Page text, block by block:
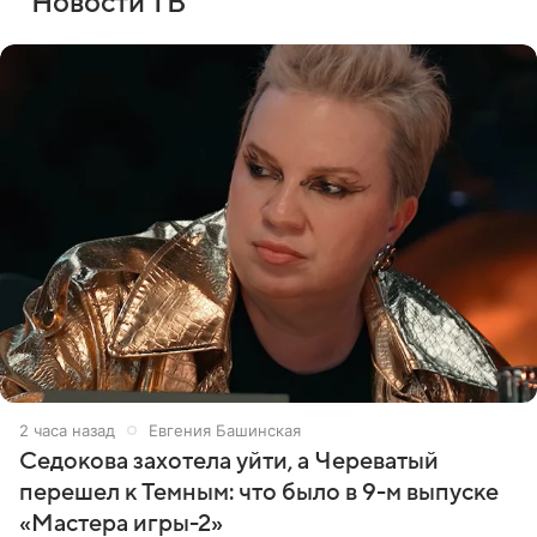
2 часа назад Евгения Башинская
Седокова захотела уйти, а Череватый
перешел к Темным: что было в 9-м выпуске
«Мастера игры-2»